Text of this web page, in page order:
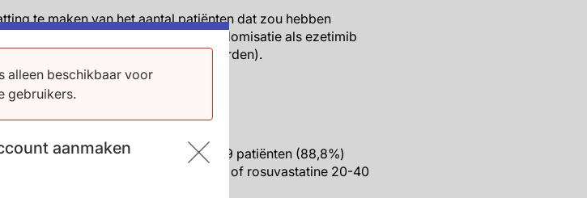
alleen beschikbaar voor
gebruikers.
aanmaken
te maken van het aantal patiënten dat zou hebben
of ten minste eenmaal na randomisatie als ezetimib
van 18±3% reductie van LDL-c-waarden).
2,3 mmol/l (IQR: 1,9-2,7); 15.619 patiënten (88,8%)
(atorvastatine 40-80 mg/dag of rosuvastatine 20-40